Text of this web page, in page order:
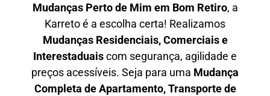
Mudanças Perto de Mim em Bom Retiro, a
Karreto é a escolha certa! Realizamos
Mudanças Residenciais, Comerciais e
Interestaduaiscom segurança, agilidade e
preços acessíveis. Seja para uma Mudança
Completa de Apartamento, Transporte de